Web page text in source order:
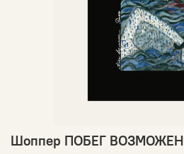
Шоппер ПОБЕГ ВОЗМОЖЕН